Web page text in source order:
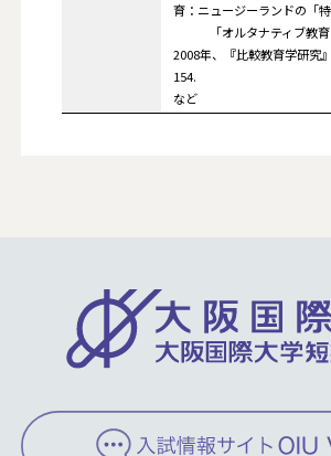
育：ニュージーランドの「
「オルタナティブ教育
2008年、『比較教育学研究
154.
など